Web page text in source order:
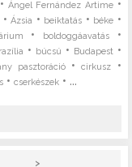
•Ángel Fernández Artime•
•Ázsia • beiktatás • béke •
• boldoggáavatás•
• búcsú • Budapest •
pasztoráció•cirkusz •
•cserkészek • ...
>